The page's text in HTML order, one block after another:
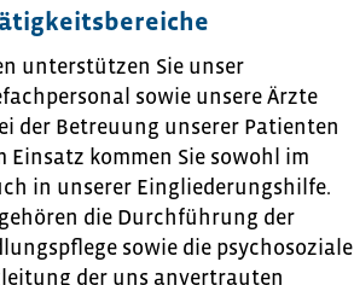
unterstützen Sie unser
sowie unsere Ärzte
der Betreuung unserer Patienten
Einsatz kommen Sie sowohl im
in unserer Eingliederungshilfe.
die Durchführung der
sowie die psychosoziale
der uns anvertrauten